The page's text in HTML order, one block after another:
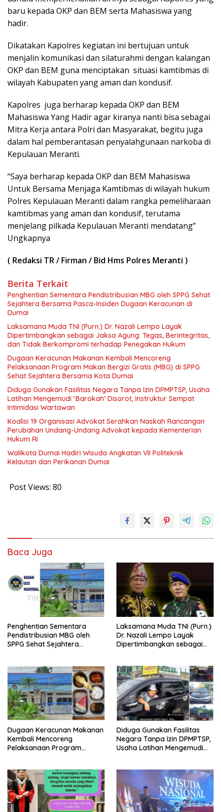
baru kepada OKP dan BEM serta Mahasiswa yang
hadir.
Dikatakan Kapolres kegiatan ini bertujuan untuk
menjalin komunikasi dan silaturahmi dengan kalangan
OKP dan BEM guna menciptakan situasi kamtibmas di
wilayah Kabupaten yang aman dan kondusif.
Kapolres juga berharap kepada OKP dan BEM
Mahasiswa Yang Hadir agar kiranya nanti bisa sebagai
Mitra Kerja antara Polri dan Masyarakat, begitu juga
dalam hal pemberantasan penyalahgunaan narkoba di
Kepulauan Meranti.
“Saya berharap kepada OKP dan BEM Mahasiswa
Untuk Bersama Menjaga Kamtibmas di wilayah hukum
Polres Kepulauan Meranti dalam rangka pemeliharaan
kamtibmas yang aman dan kondusif, terutama
menjelang pilkada Kepulauan Meranti mendatang”
Ungkapnya
( Redaksi TR / Firman / Bid Hms Polres Meranti )
Berita Terkait
Penghentian Sementara Pendistribusian MBG oleh SPPG Sehat
Sejahtera Bersama Pasca-Insiden Dugaan Keracunan di
Dumai
Laksamana Muda TNI (Purn.) Dr. Nazali Lempo Layak
Dipertimbangkan sebagai Jaksa Agung: Tegas, Berintegritas,
dan Tidak Berkompromi terhadap Penegakan Hukum
Dugaan Keracunan Makanan Kembali Mencoreng
Pelaksanaan Program Makan Bergizi Gratis (MBG) di SPPG
Sehat Sejahtera Bersama Kota Dumai
Diduga Gunakan Fasilitas Negara Tanpa Izin DPMPTSP, Usaha
Latihan Mengemudi ‘Barokah’ Disorot, Instruktur Sempat
Intimidasi Wartawan
Koalisi 19 Organisasi Advokat Serahkan Naskah Rancangan
Perubahan Undang-Undang Advokat kepada Kementerian
Hukum RI
Walikota Dumai Hadiri Wisuda Angkatan VII Politeknik
Kelautan dan Perikanan Dumai
Post Views: 80
Baca Juga
Penghentian Sementara
Pendistribusian MBG oleh
SPPG Sehat Sejahtera
Laksamana Muda TNI (Purn.)
Dr. Nazali Lempo Layak
Dipertimbangkan sebagai
Berkompromi terhadap
Penegakan Hukum
Dugaan Keracunan Makanan
Kembali Mencoreng
Pelaksanaan Program
Bersama Kota Dumai
Diduga Gunakan Fasilitas
Negara Tanpa Izin DPMPTSP,
Usaha Latihan Mengemudi